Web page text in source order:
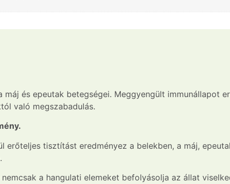
és epeutak betegségei. Meggyengült immunállapot
való megszabadulás.
tisztítást eredményez a belekben, a máj,
a hangulati elemeket befolyásolja az állat